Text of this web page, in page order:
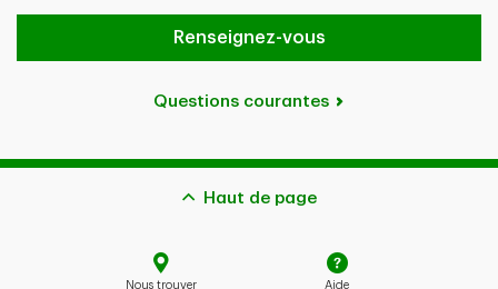
Renseignez-vous
Questions courantes
Haut de page
Nous trouver Aide